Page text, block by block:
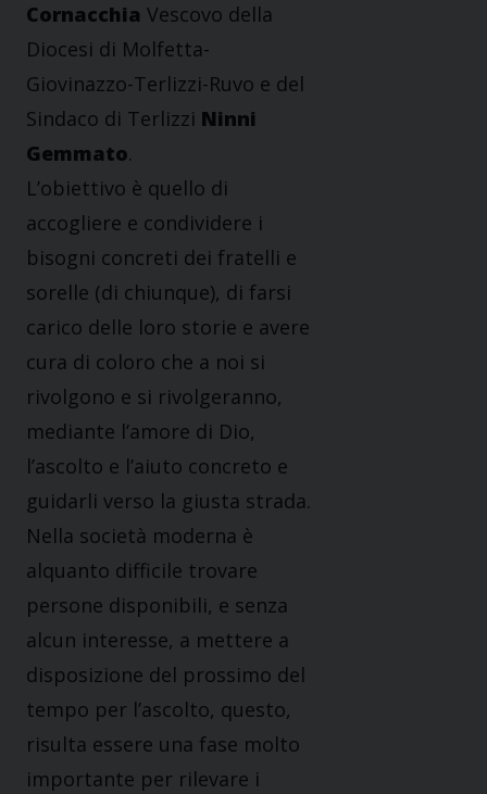
Cornacchia Vescovo della
Diocesi di Molfetta-
Giovinazzo-Terlizzi-Ruvo e del
Sindaco di Terlizzi Ninni
Gemmato.
L’obiettivo è quello di
accogliere e condividere i
bisogni concreti dei fratelli e
sorelle (di chiunque), di farsi
carico delle loro storie e avere
cura di coloro che a noi si
rivolgono e si rivolgeranno,
mediante l’amore di Dio,
l’ascolto e l’aiuto concreto e
guidarli verso la giusta strada.
Nella società moderna è
alquanto difficile trovare
persone disponibili, e senza
alcun interesse, a mettere a
disposizione del prossimo del
tempo per l’ascolto, questo,
risulta essere una fase molto
importante per rilevare i